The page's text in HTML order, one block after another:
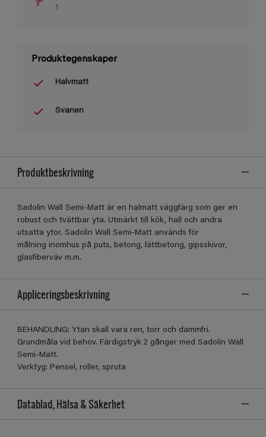
1
Produktegenskaper
Halvmatt
Svanen
Produktbeskrivning
Sadolin Wall Semi-Matt är en halmatt väggfärg som ger en
robust och tvättbar yta. Utmärkt till kök, hall och andra
utsatta ytor. Sadolin Wall Semi-Matt används för
målning inomhus på puts, betong, lättbetong, gipsskivor,
glasfiberväv m.m.
Appliceringsbeskrivning
BEHANDLING: Ytan skall vara ren, torr och dammfri.
Grundmåla vid behov. Färdigstryk 2 gånger med Sadolin Wall
Semi-Matt.
Verktyg: Pensel, roller, spruta
Datablad, Hälsa & Säkerhet